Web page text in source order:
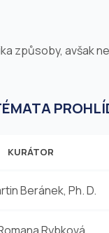
způsoby, avšak
KURÁTOR
Beránek, Ph. D.